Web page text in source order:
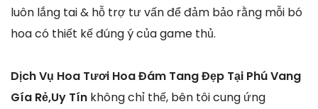
luôn lắng tai & hỗ trợ tư vấn để đảm bảo rằng mỗi bó
hoa có thiết kế đúng ý của game thủ.
Dịch Vụ Hoa Tươi Hoa Đám Tang Đẹp Tại Phú Vang
Gía Rẻ,Uy Tín không chỉ thế, bên tôi cung ứng